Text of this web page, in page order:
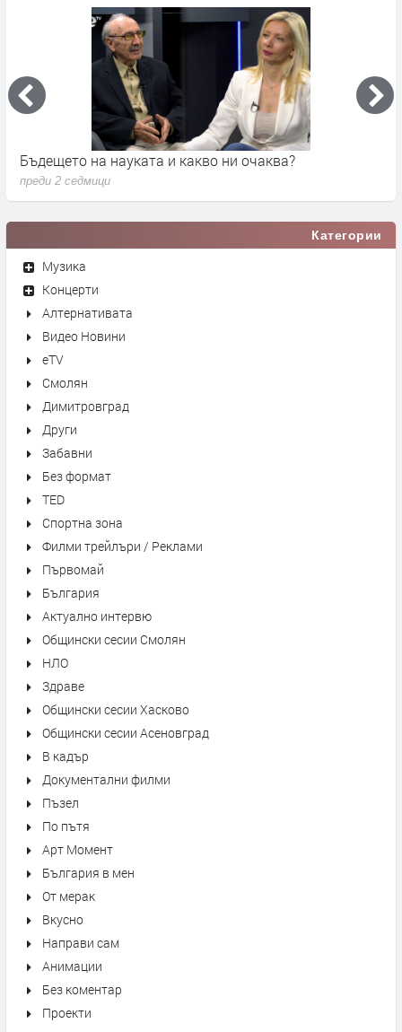
Бъдещето на науката и какво ни очаква?
преди 2 седмици
Категории
Музика
Концерти
Алтернативата
Видео Новини
eTV
Смолян
Димитровград
Други
Забавни
Без формат
TED
Спортна зона
Филми трейлъри / Реклами
Първомай
България
Актуално интервю
Общински сесии Смолян
НЛО
Здраве
Общински сесии Хасково
Общински сесии Асеновград
В кадър
Документални филми
Пъзел
По пътя
Арт Момент
България в мен
От мерак
Вкусно
Направи сам
Анимации
Без коментар
Проекти